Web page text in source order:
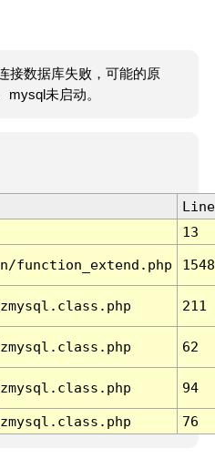
接数据库失败，可能的原
mysql未启动。
Line
13
function_extend.php 1548
211
62
94
76